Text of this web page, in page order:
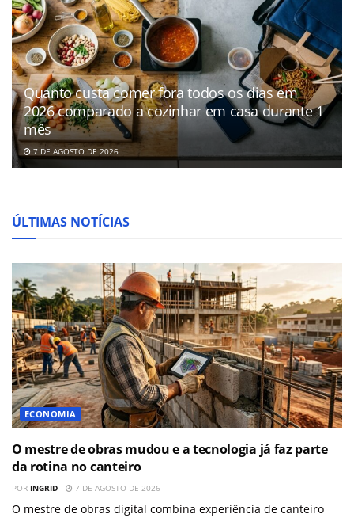
Quanto custa comer fora todos os dias em
2026 comparado a cozinhar em casa durante 1
mês
7 DE AGOSTO DE 2026
ÚLTIMAS NOTÍCIAS
ECONOMIA
O mestre de obras mudou e a tecnologia já faz parte
da rotina no canteiro
POR INGRID 7 DE AGOSTO DE 2026
O mestre de obras digital combina experiência de canteiro